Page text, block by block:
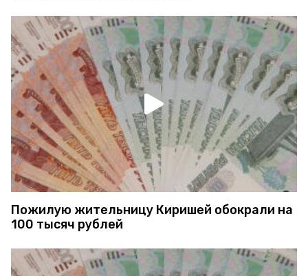
Пожилую жительницу Киришей обокрали на
100 тысяч рублей